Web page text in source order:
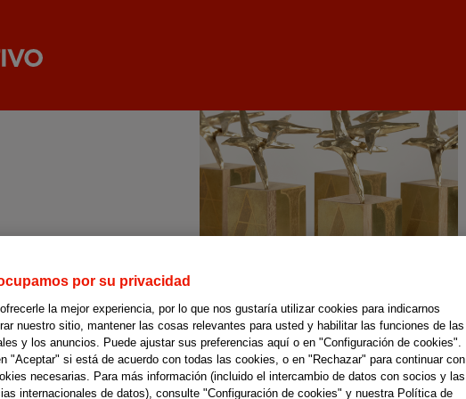
por su privacidad
la mejor experiencia, por lo que nos gustaría utilizar cookies para indicarnos
nuestro sitio, mantener las cosas relevantes para usted y habilitar las funciones de las
y los anuncios. Puede ajustar sus preferencias aquí o en "Configuración de cookies".
"Aceptar" si está de acuerdo con todas las cookies, o en "Rechazar" para continuar con
necesarias. Para más información (incluido el intercambio de datos con socios y las
internacionales de datos), consulte "Configuración de cookies" y nuestra Política de